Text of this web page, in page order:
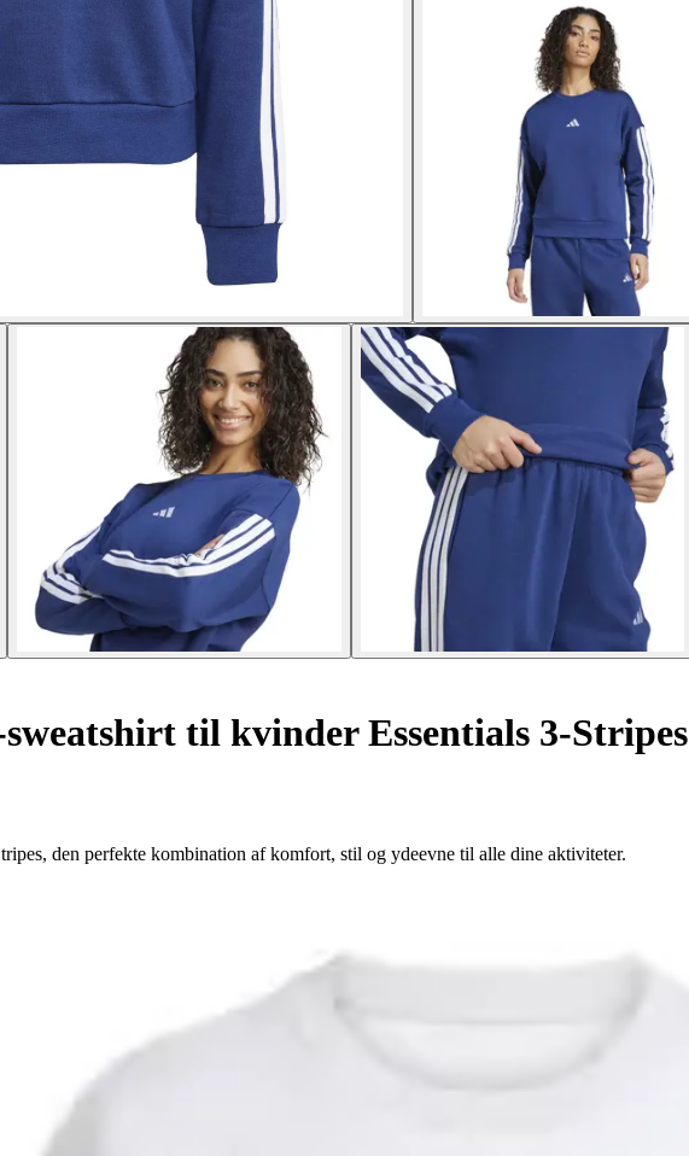
sweatshirt til kvinder Essentials 3-Stripes
den perfekte kombination af komfort, stil og ydeevne til alle dine aktiviteter.